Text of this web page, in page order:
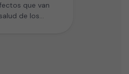
que van
de los